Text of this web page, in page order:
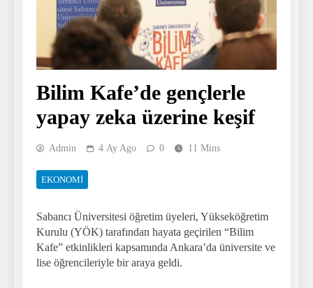
Bilim Kafe’de gençlerle
yapay zeka üzerine keşif
Admin 4 Ay Ago 0 11 Mins
EKONOMI
Sabancı Üniversitesi öğretim üyeleri, Yükseköğretim
Kurulu (YÖK) tarafından hayata geçirilen “Bilim
Kafe” etkinlikleri kapsamında Ankara’da üniversite ve
lise öğrencileriyle bir araya geldi.